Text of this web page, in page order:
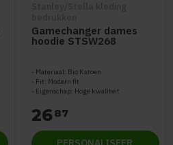
Gamechanger dames
hoodie STSW268
Materiaal: Bio Katoen
Fit: Modern fit
Eigenschap: Hoge kwaliteit
2687